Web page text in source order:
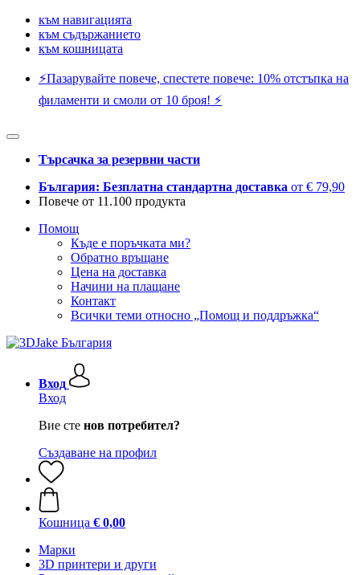
към навигацията
към съдържанието
към кошницата
⚡️Пазарувайте повече, спестете повече: 10% отстъпка на
филаменти и смоли от 10 броя! ⚡️
Търсачка за резервни части
България: Безплатна стандартна доставка от € 79,90
Повече от 11.100 продукта
Помощ
Къде е поръчката ми?
Обратно връщане
Цена на доставка
Начини на плащане
Контакт
Всички теми относно „Помощ и поддръжка“
Вход
Вход
Вие сте нов потребител?
Създаване на профил
Кошница € 0,00
Mарки
3D принтери и други